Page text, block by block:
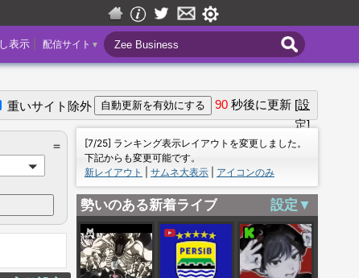
配信サイト ▼
表示
重いサイト除外 90 秒後に更新 [設
定]
＝
[7/25] ランキング表示レイアウトを変更しました。
下記からも変更可能です。
新レイアウト
サムネ大表示 アイコンのみ
勢いのある新着ライブ 設定▼